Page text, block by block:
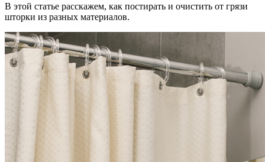
В этой статье расскажем, как постирать и очистить от грязи
шторки из разных материалов.